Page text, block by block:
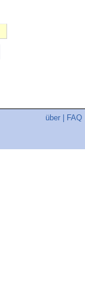
über FAQ